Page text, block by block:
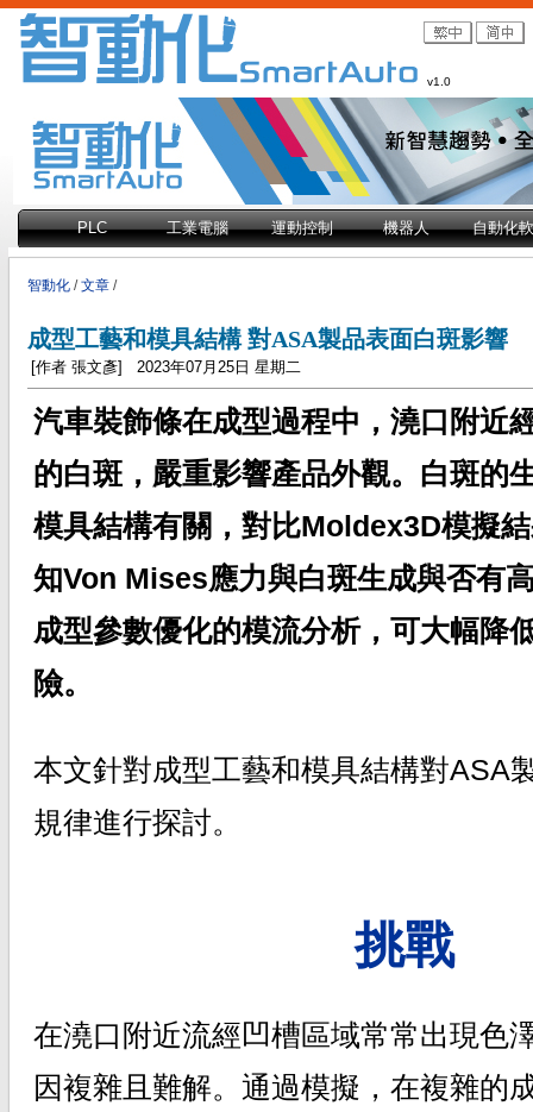
v1.0
PLC 工業電腦 運動控制 機器人 自動化
智動化 /文章 /
成型工藝和模具結構 對ASA製品表面白斑影響
[作者 張文彥] 2023年07月25日 星期二
汽車裝飾條在成型過程中，澆口附近
的白斑，嚴重影響產品外觀。白斑的
模具結構有關，對比Moldex3D模擬
知Von Mises應力與白斑生成與否有
成型參數優化的模流分析，可大幅降
險。
本文針對成型工藝和模具結構對ASA
規律進行探討。
挑戰
在澆口附近流經凹槽區域常常出現色
因複雜且難解。通過模擬，在複雜的